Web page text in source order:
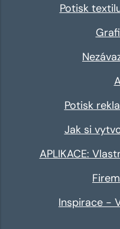
Potisk
Potisk
Jak si
APLIKACE:
Inspirace -